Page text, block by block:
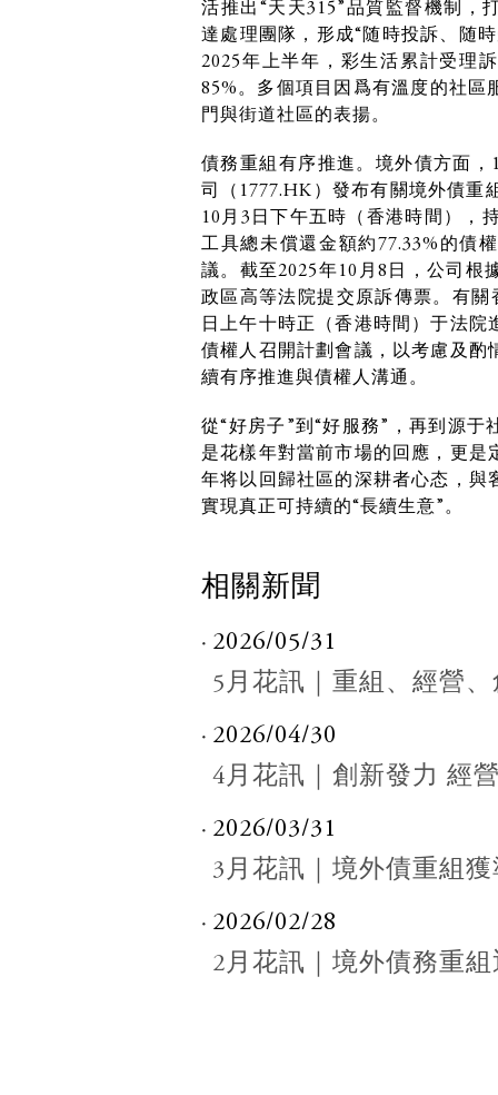
活推出“天天315”品質監督機制，
達處理團隊，形成“随時投訴、随
2025年上半年，彩生活累計受理
85%。多個項目因爲有溫度的社區
門與街道社區的表揚。
債務重組有序推進。境外債方面
司（1777.HK）發布有關境外債重
10月3日下午五時（香港時間），
工具總未償還金額約77.33%的債
議。截至2025年10月8日，公司根
政區高等法院提交原訴傳票。有
日上午十時正（香港時間）于法
債權人召開計劃會議，以考慮及酌
續有序推進與債權人溝通。
從“好房子”到“好服務”，再到源
是花樣年對當前市場的回應，更
年将以回歸社區的深耕者心态，與
實現真正可持續的“長續生意”。
相關新聞
2026/05/31
5月花訊｜重組、經營
2026/04/30
4月花訊｜創新發力 經
2026/03/31
3月花訊｜境外債重組
2026/02/28
2月花訊｜境外債務重組